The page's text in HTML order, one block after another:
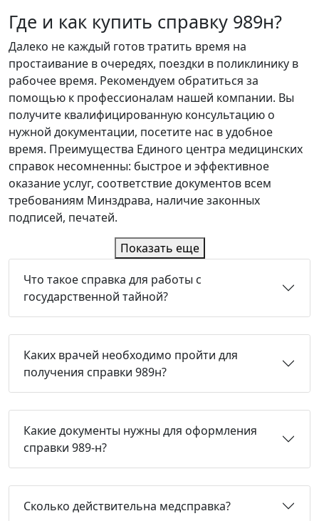
Где и как купить справку 989н?
Далеко не каждый готов тратить время на
простаивание в очередях, поездки в поликлинику в
рабочее время. Рекомендуем обратиться за
помощью к профессионалам нашей компании. Вы
получите квалифицированную консультацию о
нужной документации, посетите нас в удобное
время. Преимущества Единого центра медицинских
справок несомненны: быстрое и эффективное
оказание услуг, соответствие документов всем
требованиям Минздрава, наличие законных
подписей, печатей.
Показать еще
Что такое справка для работы с
государственной тайной?
Каких врачей необходимо пройти для
получения справки 989н?
Какие документы нужны для оформления
справки 989-н?
Сколько действительна медсправка?